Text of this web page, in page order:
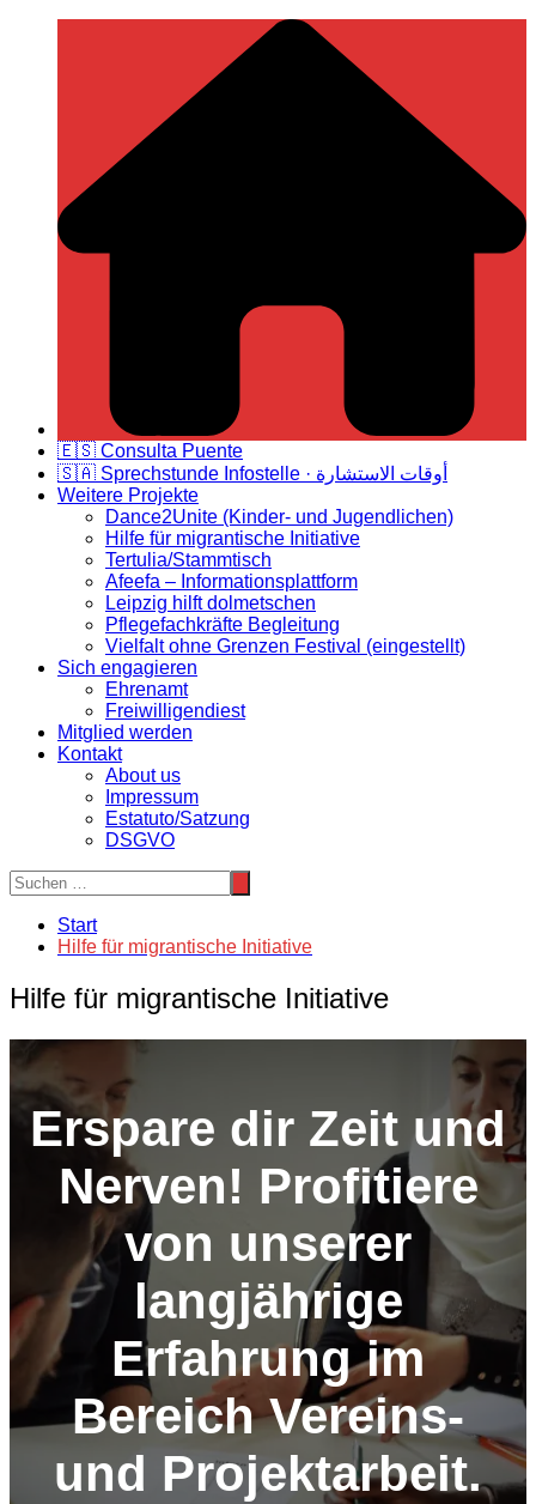
Deutsch Spanische Freundschaft
🇪🇸 Consulta Puente
🇸🇦 Sprechstunde Infostelle · أوقات الاستشارة
Weitere Projekte
Dance2Unite (Kinder- und Jugendlichen)
Hilfe für migrantische Initiative
Tertulia/Stammtisch
Afeefa – Informationsplattform
Leipzig hilft dolmetschen
Pflegefachkräfte Begleitung
Vielfalt ohne Grenzen Festival (eingestellt)
Sich engagieren
Ehrenamt
Freiwilligendiest
Mitglied werden
Kontakt
About us
Impressum
Estatuto/Satzung
DSGVO
Start
Hilfe für migrantische Initiative
Hilfe für migrantische Initiative
Erspare dir Zeit und
Nerven! Profitiere
von unserer
langjährige
Erfahrung im
Bereich Vereins-
und Projektarbeit.